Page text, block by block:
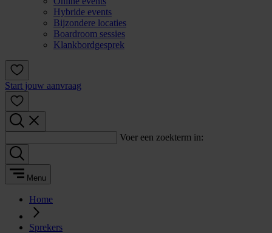
Hybride events
Bijzondere locaties
Boardroom sessies
Klankbordgesprek
Start jouw aanvraag
Voer een zoekterm in:
Menu
Home
Sprekers